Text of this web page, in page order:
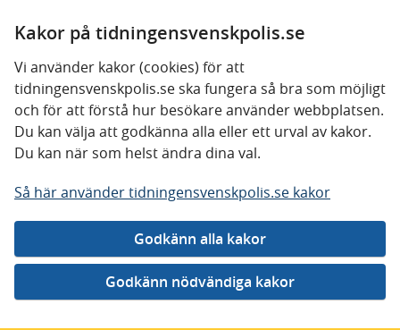
Kakor på tidningensvenskpolis.se
Vi använder kakor (cookies) för att
tidningensvenskpolis.se ska fungera så bra som möjligt
och för att förstå hur besökare använder webbplatsen.
Du kan välja att godkänna alla eller ett urval av kakor.
Du kan när som helst ändra dina val.
Så här använder tidningensvenskpolis.se kakor